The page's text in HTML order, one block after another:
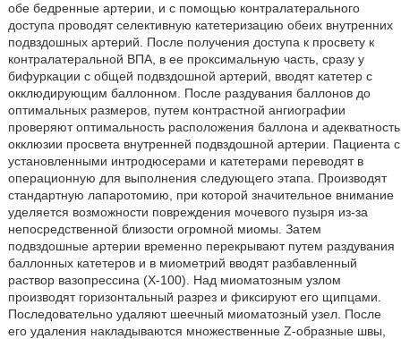
обе бедренные артерии, и с помощью контралатерального
доступа проводят селективную катетеризацию обеих внутренних
подвздошных артерий. После получения доступа к просвету к
контралатеральной ВПА, в ее проксимальную часть, сразу у
бифуркации с общей подвздошной артерий, вводят катетер с
окклюдирующим баллонном. После раздувания баллонов до
оптимальных размеров, путем контрастной ангиографии
проверяют оптимальность расположения баллона и адекватность
окклюзии просвета внутренней подвздошной артерии. Пациента с
установленными интродюсерами и катетерами переводят в
операционную для выполнения следующего этапа. Производят
стандартную лапаротомию, при которой значительное внимание
уделяется возможности повреждения мочевого пузыря из-за
непосредственной близости огромной миомы. Затем
подвздошные артерии временно перекрывают путем раздувания
баллонных катетеров и в миометрий вводят разбавленный
раствор вазопрессина (Х-100). Над миоматозным узлом
производят горизонтальный разрез и фиксируют его щипцами.
Последовательно удаляют шеечный миоматозный узел. После
его удаления накладываются множественные Z-образные швы,